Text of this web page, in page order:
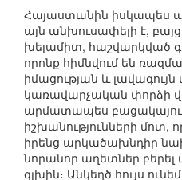
Հայաստանին իսկապես
այն անխուսափելի է,
խելամիտ, հաշվարկված
որոնք հիմնվում են
իմացության և լավագույն
կառավարչական փորձի
արմատապես
իշխանությունների մոտ,
իրենց արկածախնդիր
նորանոր աղետներ բերել
գլխին։ Անկեղծ հույս